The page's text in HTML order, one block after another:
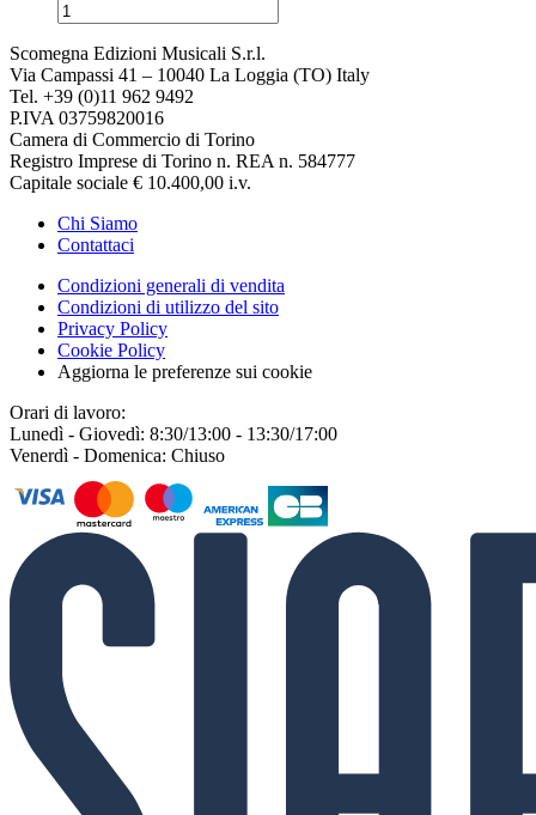
Scomegna Edizioni Musicali S.r.l.
Via Campassi 41 – 10040 La Loggia (TO) Italy
Tel. +39 (0)11 962 9492
P.IVA 03759820016
Camera di Commercio di Torino
Registro Imprese di Torino n. REA n. 584777
Capitale sociale € 10.400,00 i.v.
Chi Siamo
Contattaci
Condizioni generali di vendita
Condizioni di utilizzo del sito
Privacy Policy
Cookie Policy
Aggiorna le preferenze sui cookie
Orari di lavoro:
Lunedì - Giovedì: 8:30/13:00 - 13:30/17:00
Venerdì - Domenica: Chiuso